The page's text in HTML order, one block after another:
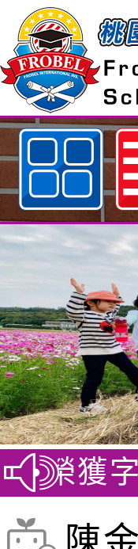
歡迎參觀：
字音